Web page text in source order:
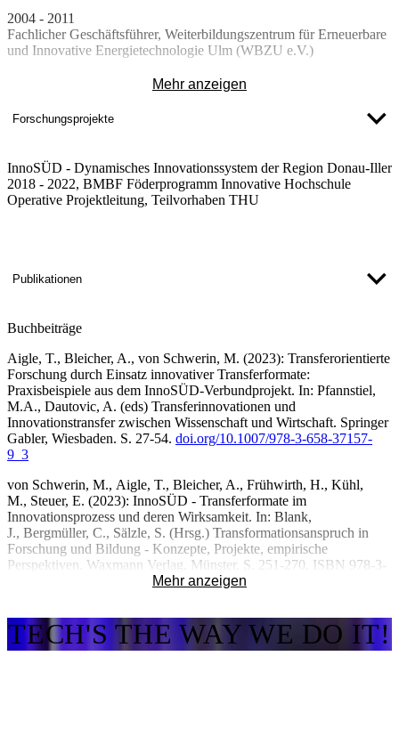
2004 - 2011
Fachlicher Geschäftsführer, Weiterbildungszentrum für Erneuerbare
und Innovative Energietechnologie Ulm (WBZU e.V.)
Wissenschaftlicher Mitarbeiter, Wissenschaftszentrum Berlin für
Sozialforschung (WZB)
Wissenschaftlicher Mitarbeiter, Zentrum für Sonnenenergie- und
Wasserstoff-Forschung Baden-Württemberg (ZSW)
Mehr anzeigen
Forschungsprojekte
InnoSÜD - Dynamisches Innovationssystem der Region Donau-Iller
2018 - 2022, BMBF Föderprogramm Innovative Hochschule
Operative Projektleitung, Teilvorhaben THU
Publikationen
Buchbeiträge
Aigle, T., Bleicher, A., von Schwerin, M. (2023): Transferorientierte
Forschung durch Einsatz innovativer Transferformate:
Praxisbeispiele aus dem InnoSÜD-Verbundprojekt. In: Pfannstiel,
M.A., Dautovic, A. (eds) Transferinnovationen und
Innovationstransfer zwischen Wissenschaft und Wirtschaft. Springer
Gabler, Wiesbaden. S. 27-54. doi.org/10.1007/978-3-658-37157-
9_3
von Schwerin, M., Aigle, T., Bleicher, A., Frühwirth, H., Kühl,
M., Steuer, E. (2023): InnoSÜD - Transferformate im
Innovationsprozess und deren Wirksamkeit. In: Blank,
J., Bergmüller, C., Sälzle, S. (Hrsg.) Transformationsanspruch in
Forschung und Bildung - Konzepte, Projekte, empirische
Perspektiven. Waxmann Verlag, Münster. S. 251-270. ISBN 978-3-
8309-4677-9. http://dx.doi.org/10.31244/9783830996774
Wende: Analyse einer Innovationslandschaft. In: Popp, R., Schüll,
E. (eds) Zukunftsforschung und Zukunftsgestaltung. Zukunft und
Mehr anzeigen
TECH'S THE WAY WE DO IT!